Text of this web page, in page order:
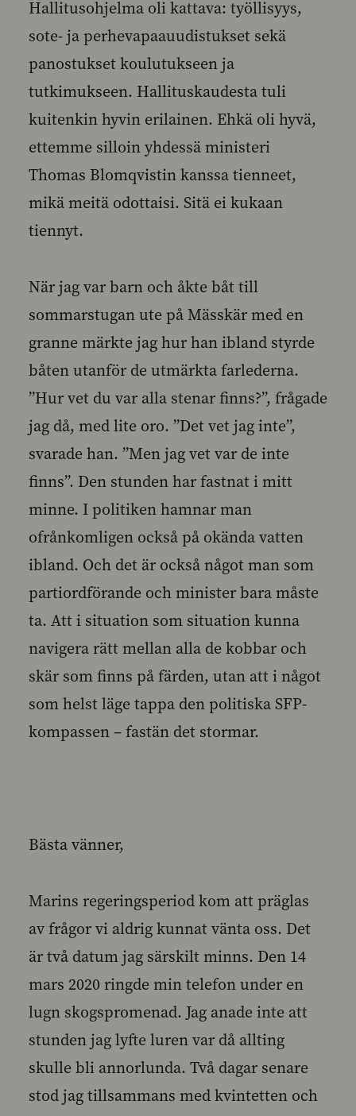
Hallitusohjelma oli kattava: työllisyys,
sote- ja perhevapaauudistukset sekä
panostukset koulutukseen ja
tutkimukseen. Hallituskaudesta tuli
kuitenkin hyvin erilainen. Ehkä oli hyvä,
ettemme silloin yhdessä ministeri
Thomas Blomqvistin kanssa tienneet,
mikä meitä odottaisi. Sitä ei kukaan
tiennyt.
När jag var barn och åkte båt till
sommarstugan ute på Mässkär med en
granne märkte jag hur han ibland styrde
båten utanför de utmärkta farlederna.
”Hur vet du var alla stenar finns?”, frågade
jag då, med lite oro. ”Det vet jag inte”,
svarade han. ”Men jag vet var de inte
finns”. Den stunden har fastnat i mitt
minne. I politiken hamnar man
ofrånkomligen också på okända vatten
ibland. Och det är också något man som
partiordförande och minister bara måste
ta. Att i situation som situation kunna
navigera rätt mellan alla de kobbar och
skär som finns på färden, utan att i något
som helst läge tappa den politiska SFP-
kompassen – fastän det stormar.
Bästa vänner,
Marins regeringsperiod kom att präglas
av frågor vi aldrig kunnat vänta oss. Det
är två datum jag särskilt minns. Den 14
mars 2020 ringde min telefon under en
lugn skogspromenad. Jag anade inte att
stunden jag lyfte luren var då allting
skulle bli annorlunda. Två dagar senare
stod jag tillsammans med kvintetten och